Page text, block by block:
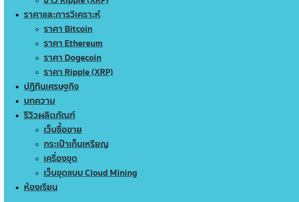
ราคาและการวิเคราะห์
ราคา Bitcoin
ราคา Ethereum
ราคา Dogecoin
ราคา Ripple (XRP)
ปฏิทินเศรษฐกิจ
บทความ
รีวิวผลิตภัณฑ์
เว็บซื้อขาย
กระเป๋าเก็บเหรียญ
เครื่องขุด
เว็บขุดแบบ Cloud Mining
ห้องเรียน